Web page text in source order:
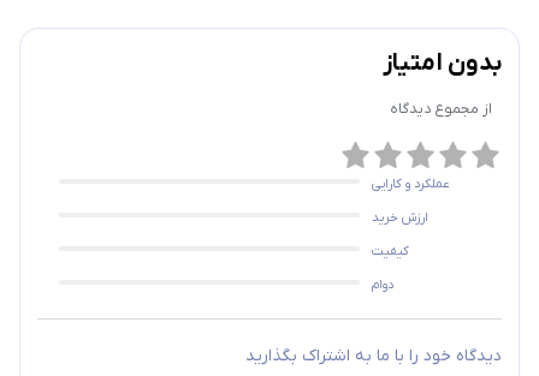
بدون امتیاز
از مجموع دیدگاه
عملکرد و کارایی
ارزش خرید
کیفیت
دوام
دیدگاه خود را با ما به اشتراک بگذارید